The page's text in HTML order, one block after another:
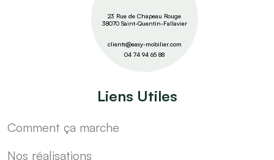
23 Rue de Chapeau Rouge
38070 Saint-Quentin-Fallavier
clients@easy-mobilier.com
04 74 94 65 88
Liens Utiles
Comment ça marche
Nos réalisations